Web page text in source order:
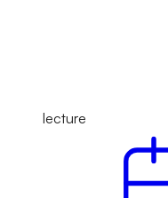
lecture